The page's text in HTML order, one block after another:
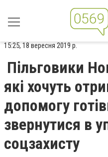
15:25, 18 вересня 2019 р.
Пільговики
які хочуть
допомогу
звернутися в
соцзахисту